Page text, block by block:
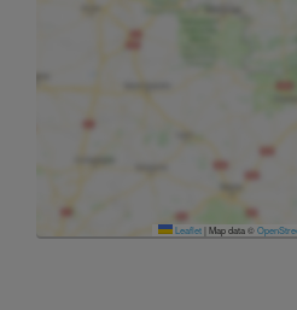
Leaflet| Map data ©